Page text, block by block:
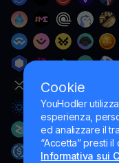
Cookie
YouHodler
esperienza,
ed analizzare il
“Accetta” presti
Informativa sui